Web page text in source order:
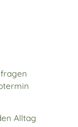
Alltag